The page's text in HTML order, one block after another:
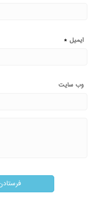
ایمیل *
وب‌ سایت